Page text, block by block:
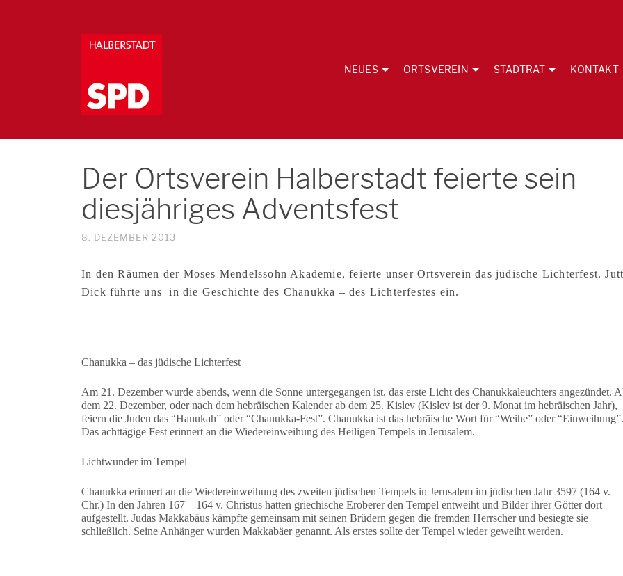
NEUES ORTSVEREIN STADTRAT KONTAKT
Der Ortsverein Halberstadt feierte sein
diesjähriges Adventsfest
8. DEZEMBER 2013
In den Räumen der Moses Mendelssohn Akademie, feierte unser Ortsverein das jüdische Lichterfest.
Dick führte uns in die Geschichte des Chanukka – des Lichterfestes ein.
Chanukka – das jüdische Lichterfest
Am 21. Dezember wurde abends, wenn die Sonne untergegangen ist, das erste Licht des Chanukkaleuchters angezündet.
dem 22. Dezember, oder nach dem hebräischen Kalender ab dem 25. Kislev (Kislev ist der 9. Monat im hebräischen Jahr),
feiern die Juden das “Hanukah” oder “Chanukka-Fest”. Chanukka ist das hebräische Wort für “Weihe” oder “Einweihung”.
Das achttägige Fest erinnert an die Wiedereinweihung des Heiligen Tempels in Jerusalem.
Lichtwunder im Tempel
Chanukka erinnert an die Wiedereinweihung des zweiten jüdischen Tempels in Jerusalem im jüdischen Jahr 3597 (164 v.
Chr.) In den Jahren 167 – 164 v. Christus hatten griechische Eroberer den Tempel entweiht und Bilder ihrer Götter dort
aufgestellt. Judas Makkabäus kämpfte gemeinsam mit seinen Brüdern gegen die fremden Herrscher und besiegte sie
schließlich. Seine Anhänger wurden Makkabäer genannt. Als erstes sollte der Tempel wieder geweiht werden.